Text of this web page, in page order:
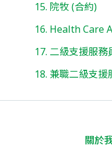
15. 院牧 (合約)
16. Health Care
17. 二級支援服
18. 兼職二級支
關於